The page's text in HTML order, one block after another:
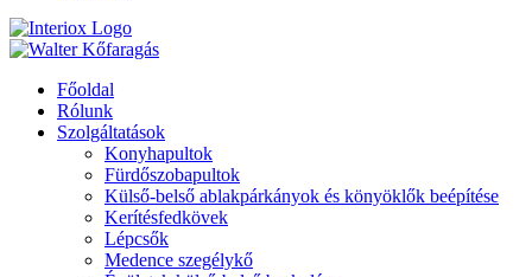
Főoldal
Rólunk
Szolgáltatások
Konyhapultok
Fürdőszobapultok
Külső-belső ablakpárkányok és könyöklők beépítése
Kerítésfedkövek
Lépcsők
Medence szegélykő